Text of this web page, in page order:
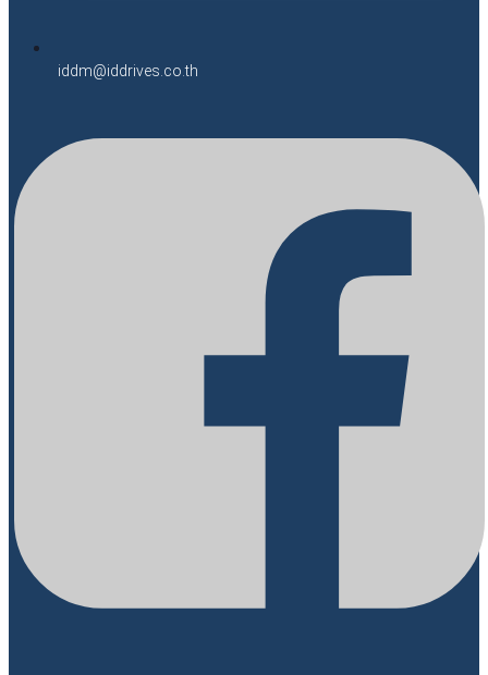
iddm@iddrives.co.th